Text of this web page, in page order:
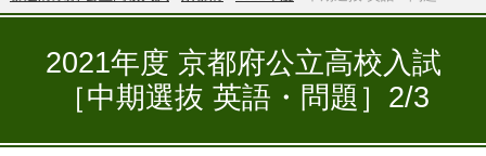
共通テスト 夏休み 8月開催学校説明会・相談会
自由研究教材（小学生向け） 自由研究教材（中学生向け）
ランキング
2021年度 京都府公立高校入試
［中期選抜 英語・問題］2/3